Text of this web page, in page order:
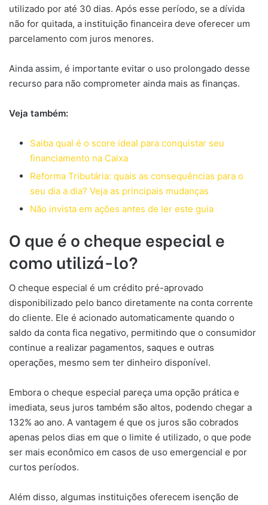
utilizado por até 30 dias. Após esse período, se a dívida
não for quitada, a instituição financeira deve oferecer um
parcelamento com juros menores.
Ainda assim, é importante evitar o uso prolongado desse
recurso para não comprometer ainda mais as finanças.
Veja também:
Saiba qual é o score ideal para conquistar seu
financiamento na Caixa
Reforma Tributária: quais as consequências para o
seu dia a dia? Veja as principais mudanças
Não invista em ações antes de ler este guia
O que é o cheque especial e
como utilizá-lo?
O cheque especial é um crédito pré-aprovado
disponibilizado pelo banco diretamente na conta corrente
do cliente. Ele é acionado automaticamente quando o
saldo da conta fica negativo, permitindo que o consumidor
continue a realizar pagamentos, saques e outras
operações, mesmo sem ter dinheiro disponível.
Embora o cheque especial pareça uma opção prática e
imediata, seus juros também são altos, podendo chegar a
132% ao ano. A vantagem é que os juros são cobrados
apenas pelos dias em que o limite é utilizado, o que pode
ser mais econômico em casos de uso emergencial e por
curtos períodos.
Além disso, algumas instituições oferecem isenção de